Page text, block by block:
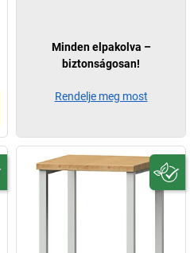
Minden elpakolva –
biztonságosan!
Rendelje meg most